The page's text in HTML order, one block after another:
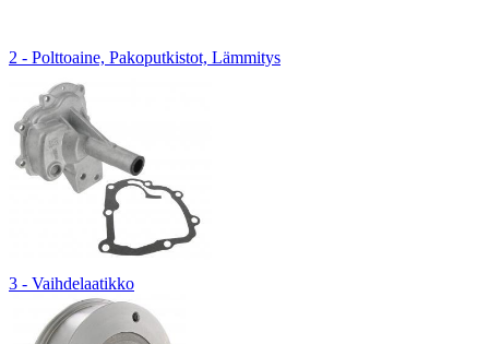
2 - Polttoaine, Pakoputkistot, Lämmitys
3 - Vaihdelaatikko